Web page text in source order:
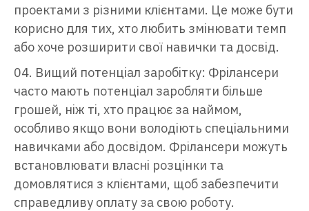
проектами з різними клієнтами. Це може бути
корисно для тих, хто любить змінювати темп
або хоче розширити свої навички та досвід.
Вищий потенціал заробітку: Фрілансери
часто мають потенціал заробляти більше
грошей, ніж ті, хто працює за наймом,
особливо якщо вони володіють спеціальними
навичками або досвідом. Фрілансери можуть
встановлювати власні розцінки та
домовлятися з клієнтами, щоб забезпечити
справедливу оплату за свою роботу.